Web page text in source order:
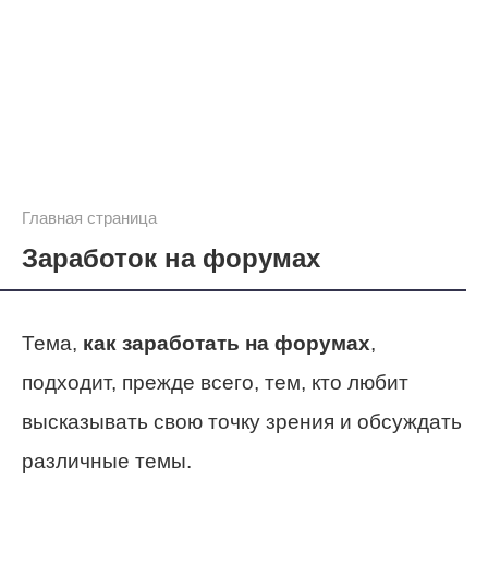
Главная страница
Заработок на форумах
Тема, как заработать на форумах,
подходит, прежде всего, тем, кто любит
высказывать свою точку зрения и обсуждать
различные темы.